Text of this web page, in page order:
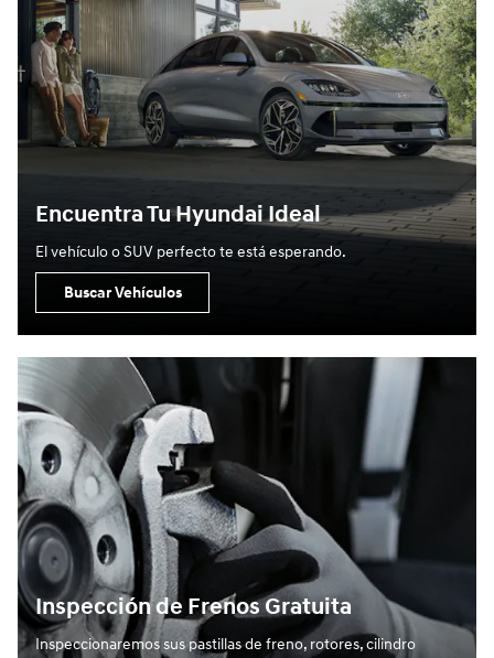
Encuentra Tu Hyundai Ideal
El vehículo o SUV perfecto te está esperando.
Buscar Vehículos
Inspección de Frenos Gratuita
Inspeccionaremos sus pastillas de freno, rotores, cilindro